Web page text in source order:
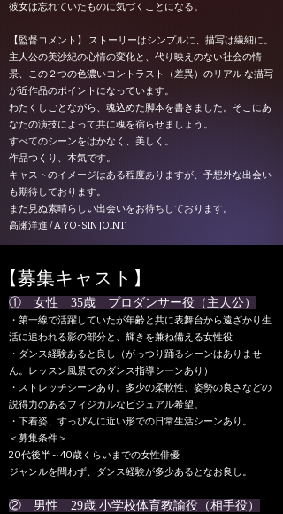
彼女は忘れていたものに気づくことになる。
【監督コメント】 ストーリーはシンプルに、描写は繊細に。
主人公の美沙紀の心情の変化と、代り映えのない社会の情
景、この２つの色濃いコントラスト（差異）のリアル な描写
が近作品のポイントになっています。
わたくしごとながら、魂込めた脚本を書きました。そこにあ
なたの演技によって共に魂を宿らせましょう。
すべてのシーンをはかなく、美しく。
作品つくり、本気です。
キャストのイメージはある程度ありますが、予想外な出会い
も期待しております。
まだ見ぬ素晴らしい出会いをお待ちしております。
高瀬洋進 / A YO-SIN JOINT
【募集キャスト】
① 女性 35歳 プロダンサー役（主人公）
・第⼀線で活躍していたが年齢と共に表舞台から遠ざかり⽣
活に追われる影の部分と、輝きを兼ね備える女性役
・ダンス経験あると良し（がっつり踊るシーンはありませ
ん。レッスン風景でのダンス指導シーンあり）
・ストレッチシーンあり。多少の柔軟性、姿勢の良さなどの
説得力のあるフィジカルなビジュアル希望。
・下着姿、すっぴんに近い形での日常⽣活シーンあり。
＜募集条件＞
20代後半～40歳くらいまでの女性俳優
ジャンルを問わず、ダンス経験が多少あるとなお良し。
② 男性 29歳 ⼩学校体育教諭役（相手役）